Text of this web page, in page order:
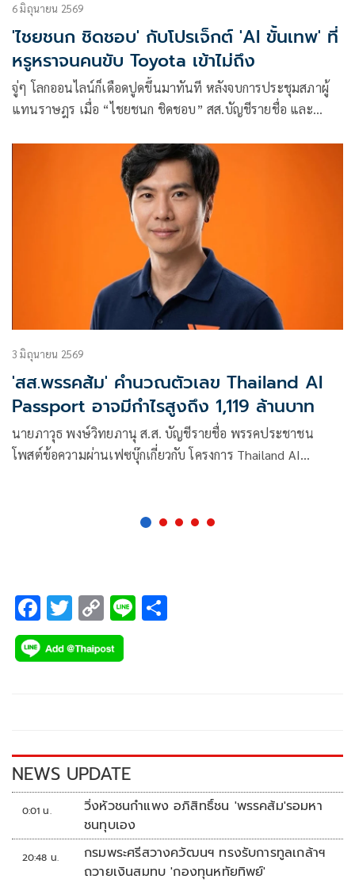
6 มิถุนายน 2569
'ไชยชนก ชิดชอบ' กับโปรเจ็กต์ 'AI ขั้นเทพ' ที่
หรูหราจนคนขับ Toyota เข้าไม่ถึง
จู่ๆ โลกออนไลน์ก็เดือดปูดขึ้นมาทันที หลังจบการประชุมสภาผู้
แทนราษฎร เมื่อ “ไชยชนก ชิดชอบ” สส.บัญชีรายชื่อ และ
ดิจิทัลเพื่อเศรษฐกิจและสังคม (ดีอี)
3 มิถุนายน 2569
'สส.พรรคส้ม' คำนวณตัวเลข Thailand AI
Passport อาจมีกำไรสูงถึง 1,119 ล้านบาท
นายภาวุธ พงษ์วิทยภานุ ส.ส. บัญชีรายชื่อ พรรคประชาชน
โพสต์ข้อความผ่านเฟซบุ๊กเกี่ยวกับ โครงการ Thailand AI
F
ac
e
k
T
wi
tt
C
o
p
k
Li
NEWS UPDATE
0:01 น.
วิ่งหัวชนกำแพง อภิสิทธิ์ชน 'พรรคส้ม'รอมหา
ชนทุบเอง
20:48 น.
กรมพระศรีสวางควัฒนฯ ทรงรับการทูลเกล้าฯ
ถวายเงินสมทบ 'กองทุนหทัยทิพย์'